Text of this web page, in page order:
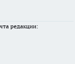
редакции: